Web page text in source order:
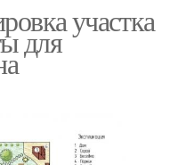
участка
для